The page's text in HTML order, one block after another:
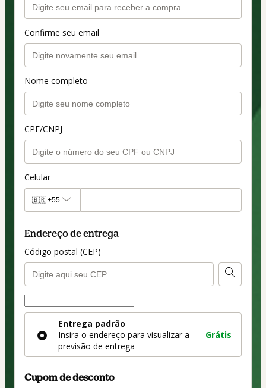
Confirme seu email
Nome completo
CPF/CNPJ
Celular
🇧🇷+55
Endereço de entrega
Código postal (CEP)
Forma
entrega
Entrega padrão
Insira o endereço para visualizar a
previsão de entrega
Grátis
Cupom de desconto